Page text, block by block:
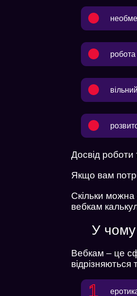
робота
Досвід роботи
Якщо вам
Скільки
вебкам
У чому
Вебкам – це